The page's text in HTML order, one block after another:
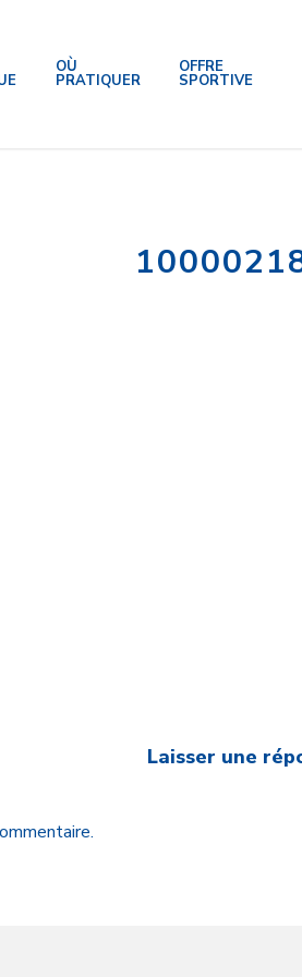
OÙ
PRATIQUER
OFFRE
SPORTIVE
Laisser une